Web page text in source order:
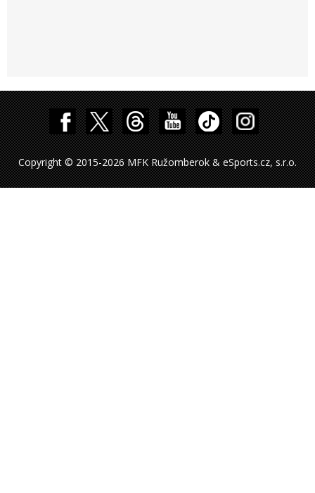
Copyright © 2015-2026 MFK Ružomberok & eSports.cz, s.r.o.